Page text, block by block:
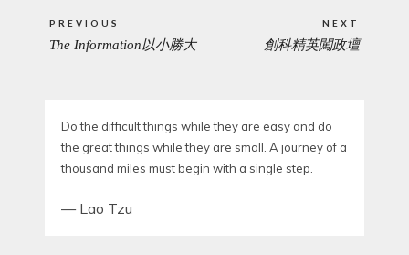
navigation
PREVIOUS
PREVIOUS
The Information以小勝大
NEXT
NEXT
創科精英闖政壇
Do the difficult things while they are easy and do
the great things while they are small. A journey of a
thousand miles must begin with a single step.
— Lao Tzu